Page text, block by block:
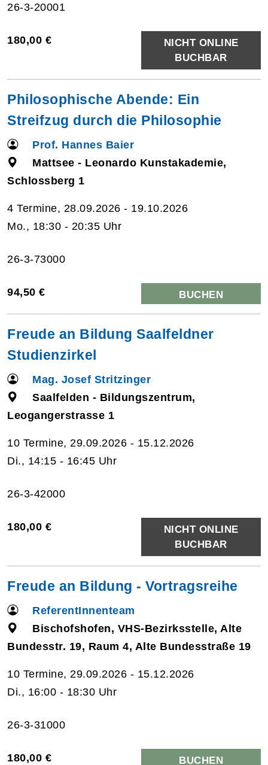
26-3-20001
180,00 €
NICHT ONLINE
BUCHBAR
Philosophische Abende: Ein
Streifzug durch die Philosophie
Prof. Hannes Baier
Mattsee - Leonardo Kunstakademie,
Schlossberg 1
4 Termine, 28.09.2026 - 19.10.2026
Mo., 18:30 - 20:35 Uhr
26-3-73000
94,50 € BUCHEN
Freude an Bildung Saalfeldner
Studienzirkel
Mag. Josef Stritzinger
Saalfelden - Bildungszentrum,
Leogangerstrasse 1
10 Termine, 29.09.2026 - 15.12.2026
Di., 14:15 - 16:45 Uhr
26-3-42000
180,00 €
NICHT ONLINE
BUCHBAR
Freude an Bildung - Vortragsreihe
ReferentInnenteam
Bischofshofen, VHS-Bezirksstelle, Alte
Bundesstr. 19, Raum 4, Alte Bundesstraße 19
10 Termine, 29.09.2026 - 15.12.2026
Di., 16:00 - 18:30 Uhr
26-3-31000
180,00 € BUCHEN